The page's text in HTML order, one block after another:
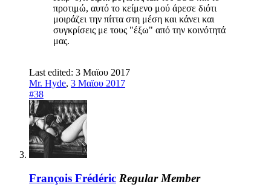
προτιμώ, αυτό το κείμενο μού άρεσε διότι
μοιράζει την πίττα στη μέση και κάνει και
συγκρίσεις με τους "έξω" από την κοινότητά
μας.
Last edited: 3 Μαϊου 2017
Mr. Hyde, 3 Μαϊου 2017
#38
François Frédéric Regular Member